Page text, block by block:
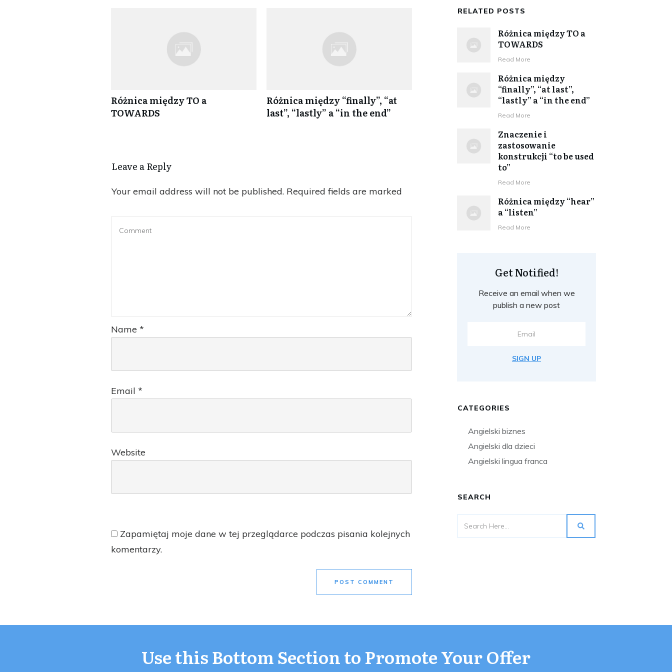
Różnica między TO a
TOWARDS
Różnica między “finally”, “at
last”, “lastly” a “in the end”
Leave a Repl​​​​​y
Your email address will not be published. Required fields are marked
Name *
Email *
Website
Zapamiętaj moje dane w tej przeglądarce podczas pisania kolejnych
komentarzy.
POST COMMENT
RELATED POSTS
Różnica między TO a
TOWARDS
​Read More
Różnica między
“finally”, “at last”,
“lastly” a “in the end”
​Read More
Znaczenie i
zastosowanie
konstrukcji “to be used
to”
​Read More
Różnica między “hear”
a “listen”
​Read More
Get Notified!
Receive an email when we
publish a new post
SIGN UP
CATEGORIES
Angielski biznes
Angielski dla dzieci
Angielski lingua franca
SEARCH
Use this Bottom Section to Promote Your Offer